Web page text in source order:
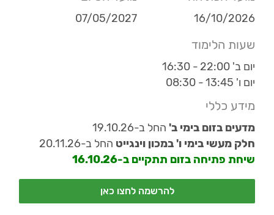
16/10/2026
07/05/2027
שעות הלימוד
יום ב' 22:00 - 16:30
יום ו' 13:45 - 08:30
מידע כללי
מדעים בזום בימי ב' החל ב-19.10.26
חלק מעשי בימי ו' במכון וינגייט החל ב-20.11.26
שיחת פתיחה בזום תתקיים ב-16.10.26
להרשמה לחצו כאן